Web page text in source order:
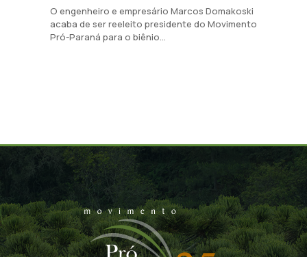
O engenheiro e empresário Marcos Domakoski
acaba de ser reeleito presidente do Movimento
Pró-Paraná para o biênio...